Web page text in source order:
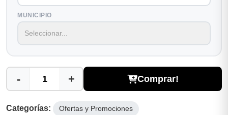
MUNICIPIO
- + Comprar!
Categorías: Ofertas y Promociones